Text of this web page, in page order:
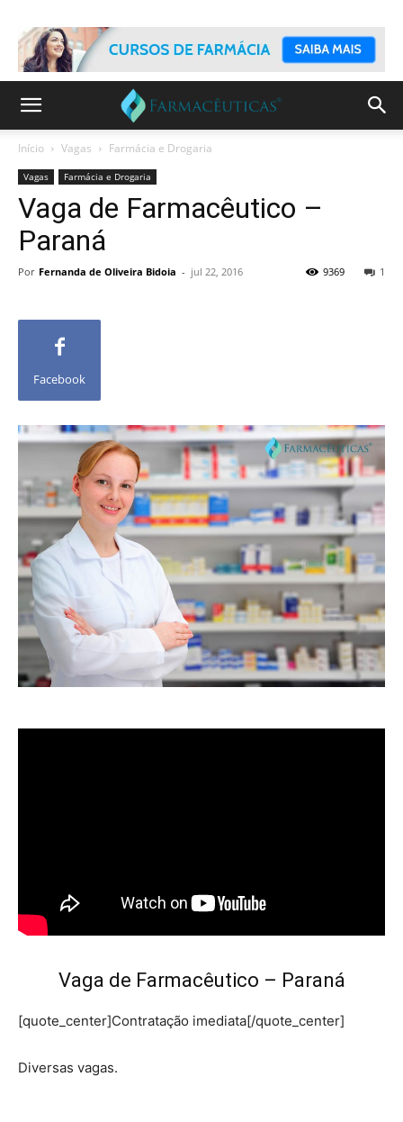
Início Vagas Farmácia e Drogaria
Vagas Farmácia e Drogaria
Vaga de Farmacêutico –
Paraná
Por Fernanda de Oliveira Bidoia - jul 22, 2016 1
9369
Facebook
Vaga de Farmacêutico – Paraná
[quote_center]Contratação imediata[/quote_center]
Diversas vagas.